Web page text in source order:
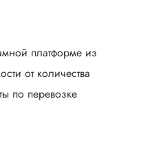
платформе из
от количества
по перевозке